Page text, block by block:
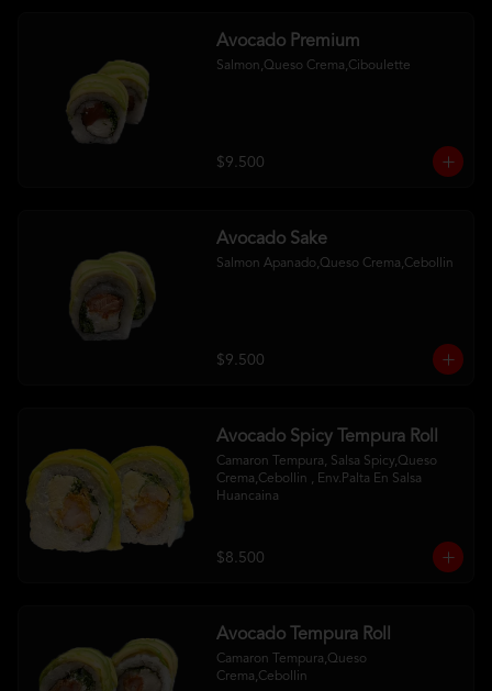
Avocado Premium
Salmon,Queso Crema,Ciboulette
$9.500
Avocado Sake
Salmon Apanado,Queso Crema,Cebollin
$9.500
Avocado Spicy Tempura Roll
Camaron Tempura, Salsa Spicy,Queso
Crema,Cebollin , Env.Palta En Salsa
Huancaina
$8.500
Avocado Tempura Roll
Camaron Tempura,Queso
Crema,Cebollin